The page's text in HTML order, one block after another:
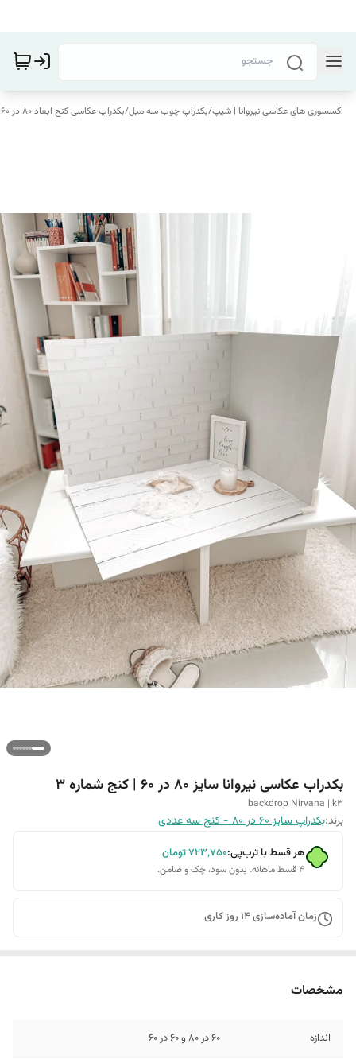
اکسسوری های عکاسی نیروانا | شیپ/بکدراپ چوب سه میل/بکدراپ عکاسی کنج ابعاد 80 در 60 - نیروانا
بکدراب عکاسی نیروانا سایز 80 در 60 | کنج شماره 3
backdrop Nirvana | k3
برند:بکدراپ سایز 60 در 80 - کنج سه عددی
هر قسط با ترب‌پی:۷۲۳٬۷۵۰تومان
۴ قسط ماهانه. بدون سود، چک و ضامن.
زمان آماده‌سازی 14 روز کاری
مشخصات
اندازه 60 در 80 و 60 در 60